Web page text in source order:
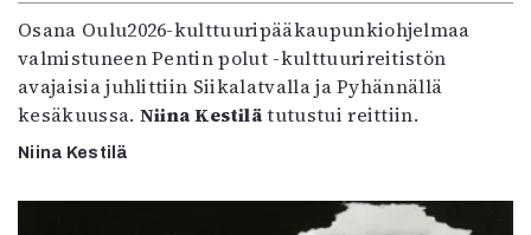
Osana Oulu2026-kulttuuripääkaupunkiohjelmaa
valmistuneen Pentin polut -kulttuurireitistön
avajaisia juhlittiin Siikalatvalla ja Pyhännällä
kesäkuussa. Niina Kestilätutustui reittiin.
Niina Kestilä